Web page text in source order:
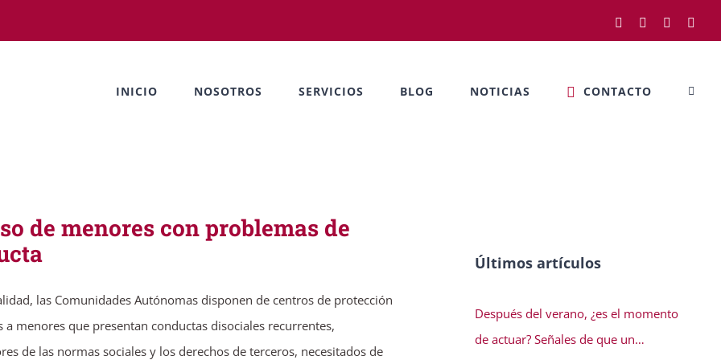
Facebook
TwitterLinkedIn
INICIO NOSOTROS SERVICIOS BLOG NOTICIAS CONTACTO
de menores con problemas de
las Comunidades Autónomas disponen de centros de protección
a menores que presentan conductas disociales recurrentes,
de las normas sociales y los derechos de terceros, necesitados de
Últimos artículos
Después del verano, ¿es el momento
de actuar? Señales de que un